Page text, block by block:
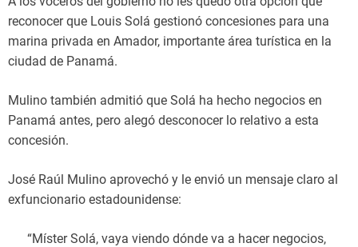
reconocer que Louis Solá gestionó concesiones para una
marina privada en Amador, importante área turística en la
ciudad de Panamá.
Mulino también admitió que Solá ha hecho negocios en
Panamá antes, pero alegó desconocer lo relativo a esta
concesión.
José Raúl Mulino aprovechó y le envió un mensaje claro al
exfuncionario estadounidense:
“Míster Solá, vaya viendo dónde va a hacer negocios,